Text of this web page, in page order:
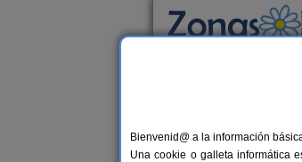
Casas
Bienvenid@ a la información
Una cookie o galleta informática